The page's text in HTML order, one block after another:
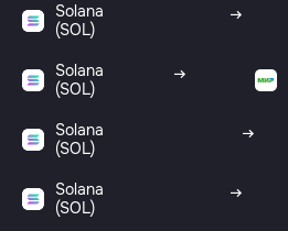
Solana
(SOL)
Solana
(SOL)
Solana
(SOL)
Solana
(SOL)